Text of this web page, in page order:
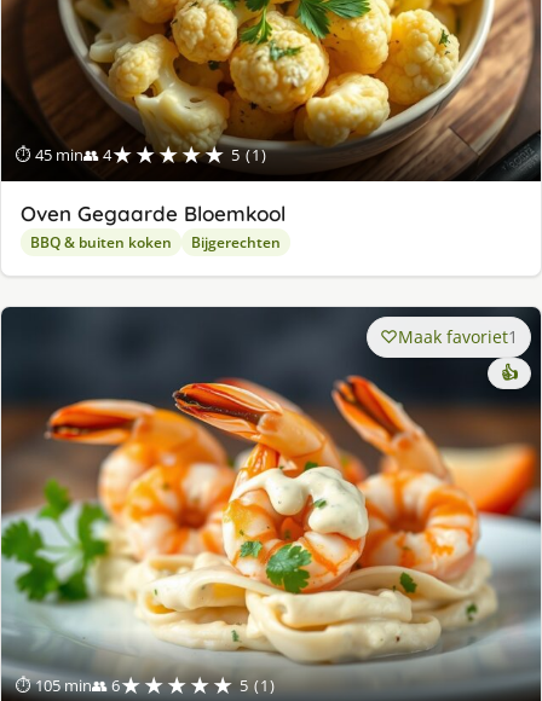
⏱ 45 min👥 4★★★★★ 5 (1)
Oven Gegaarde Bloemkool
BBQ & buiten koken Bijgerechten
⏱ 105 min👥 6★★★★★ 5 (1)
Maak favoriet1
👍